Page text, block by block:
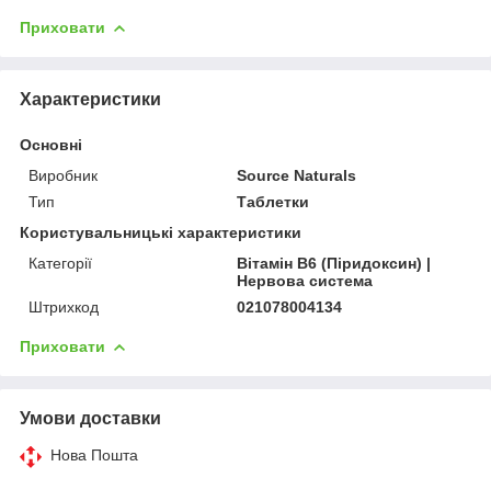
Приховати
Характеристики
Основні
Виробник
Source Naturals
Тип
Таблетки
Користувальницькі характеристики
Категорії
Вітамін B6 (Піридоксин) |
Нервова система
Штрихкод
021078004134
Приховати
Умови доставки
Нова Пошта